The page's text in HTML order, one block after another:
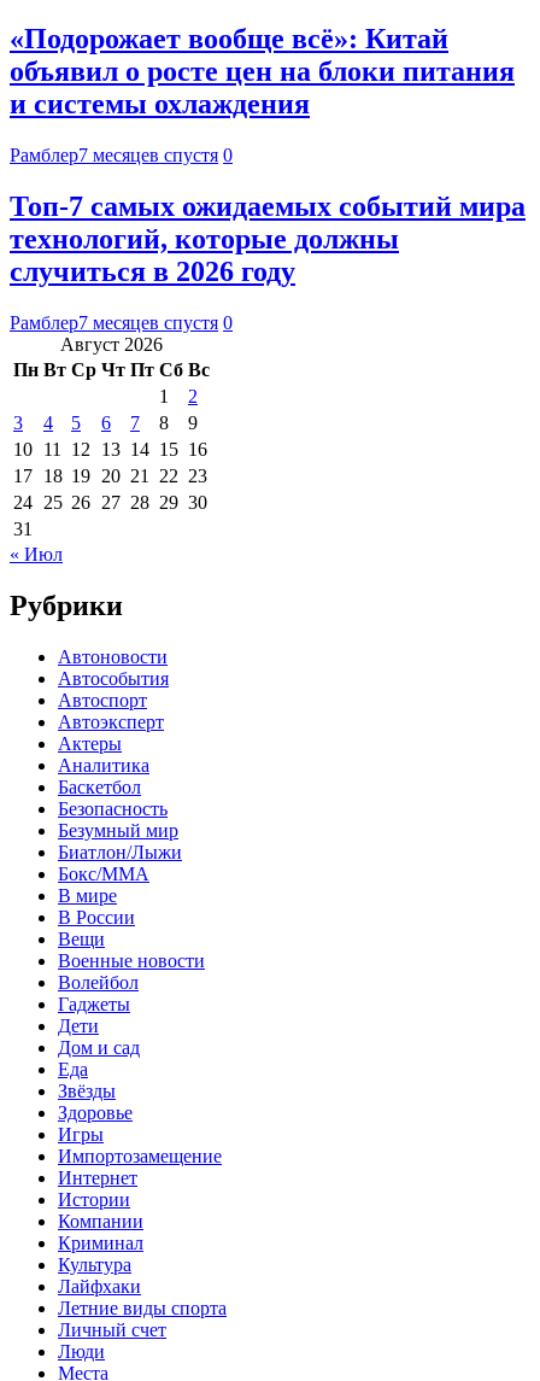
«Подорожает вообще всё»: Китай
объявил о росте цен на блоки питания
и системы охлаждения
Рамблер7 месяцев спустя 0
Топ-7 самых ожидаемых событий мира
технологий, которые должны
случиться в 2026 году
Рамблер7 месяцев спустя 0
Август 2026
Пн Вт Ср Чт Пт Сб Вс
1
2
3
4 5 6 7 8
9
10 11 12 13 14 15 16
17 18 19 20 21 22 23
24 25 26 27 28 29 30
31
« Июл
Рубрики
Автоновости
Автособытия
Автоспорт
Автоэксперт
Актеры
Аналитика
Баскетбол
Безопасность
Безумный мир
Биатлон/Лыжи
Бокс/MMA
В мире
В России
Вещи
Военные новости
Волейбол
Гаджеты
Дети
Дом и сад
Еда
Звёзды
Здоровье
Игры
Импортозамещение
Интернет
Истории
Компании
Криминал
Культура
Лайфхаки
Летние виды спорта
Личный счет
Люди
Места